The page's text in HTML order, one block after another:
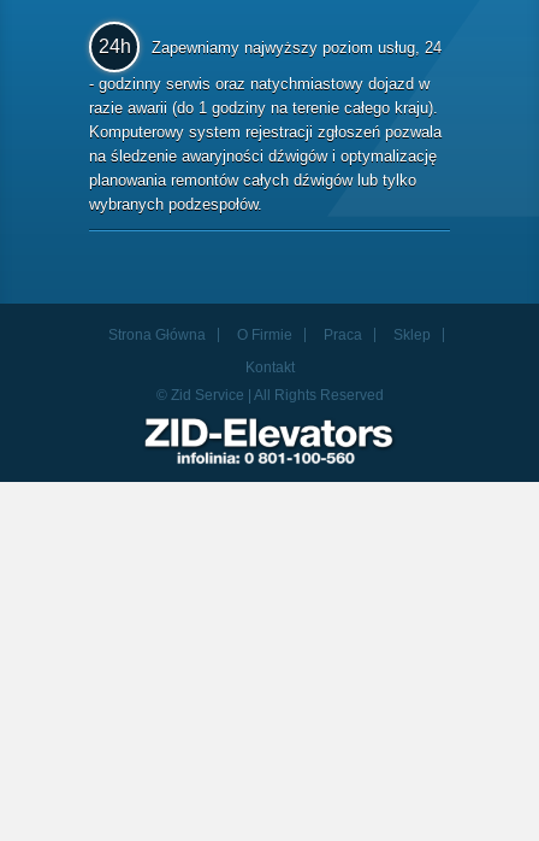
24h
Zapewniamy najwyższy poziom usług, 24
- godzinny serwis oraz natychmiastowy dojazd w
razie awarii (do 1 godziny na terenie całego kraju).
Komputerowy system rejestracji zgłoszeń pozwala
na śledzenie awaryjności dźwigów i optymalizację
planowania remontów całych dźwigów lub tylko
wybranych podzespołów.
Strona Główna O Firmie Praca
Sklep
Kontakt
© Zid Service | All Rights Reserved